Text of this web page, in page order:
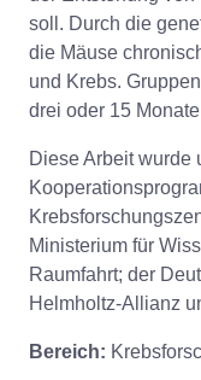
soll. Durch die
die Mäuse
und Krebs.
drei oder 15
Diese Arbeit wurde
Ministerium für
Raumfahrt; der
Helmholtz-Allianz
Bereich: